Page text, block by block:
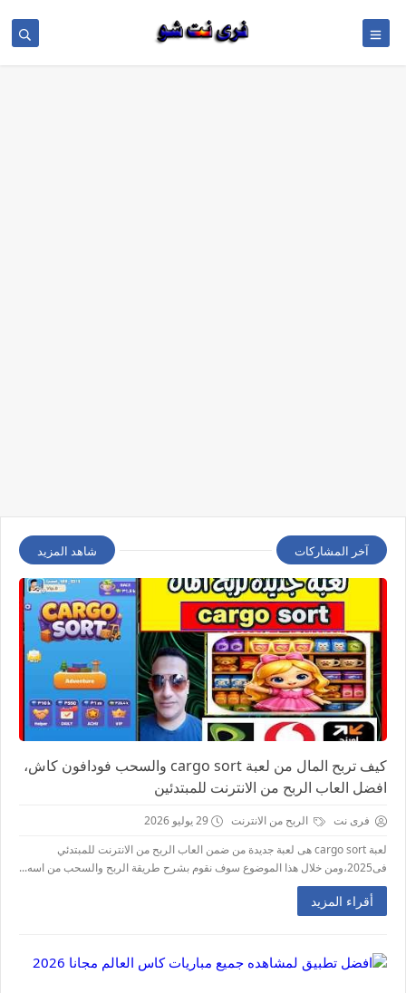
آخر المشاركات شاهد المزيد
كيف تربح المال من لعبة cargo sort والسحب فودافون كاش،
افضل العاب الربح من الانترنت للمبتدئين
فرى نت الربح من الانترنت
29 يوليو 2026
لعبة cargo sort هى لعبة جديدة من ضمن العاب الربح من الانترنت للمبتدئي
فى2025،ومن خلال هذا الموضوع سوف نقوم بشرح طريقة الربح والسحب من اسه...
أقراء المزيد